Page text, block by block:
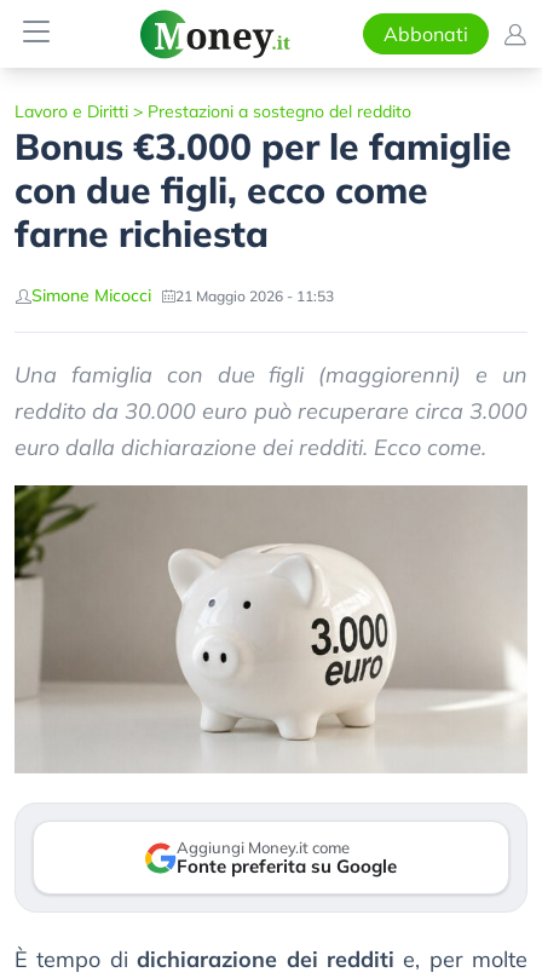
Abbonati
Lavoro e Diritti > Prestazioni a sostegno del reddito
Bonus €3.000 per le famiglie
con due figli, ecco come
farne richiesta
Simone Micocci 21 Maggio 2026 - 11:53
Una famiglia con due figli (maggiorenni) e un
reddito da 30.000 euro può recuperare circa 3.000
euro dalla dichiarazione dei redditi. Ecco come.
Aggiungi Money.it come
Fonte preferita su Google
È tempo didichiarazione dei redditi e, per molte